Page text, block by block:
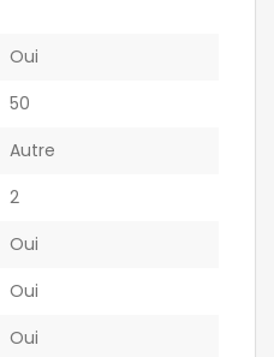
Oui
50
Autre
2
Oui
Oui
Oui